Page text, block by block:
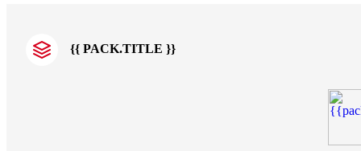
{{ PACK.TITLE }}